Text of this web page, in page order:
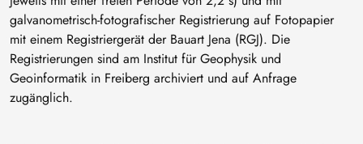
galvanometrisch-fotografischer Registrierung auf Fotopapier
mit einem Registriergerät der Bauart Jena (RGJ). Die
Registrierungen sind am Institut für Geophysik und
Geoinformatik in Freiberg archiviert und auf Anfrage
zugänglich.